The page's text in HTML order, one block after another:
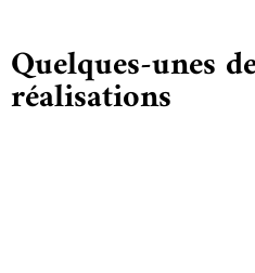
Quelques-unes
réalisations